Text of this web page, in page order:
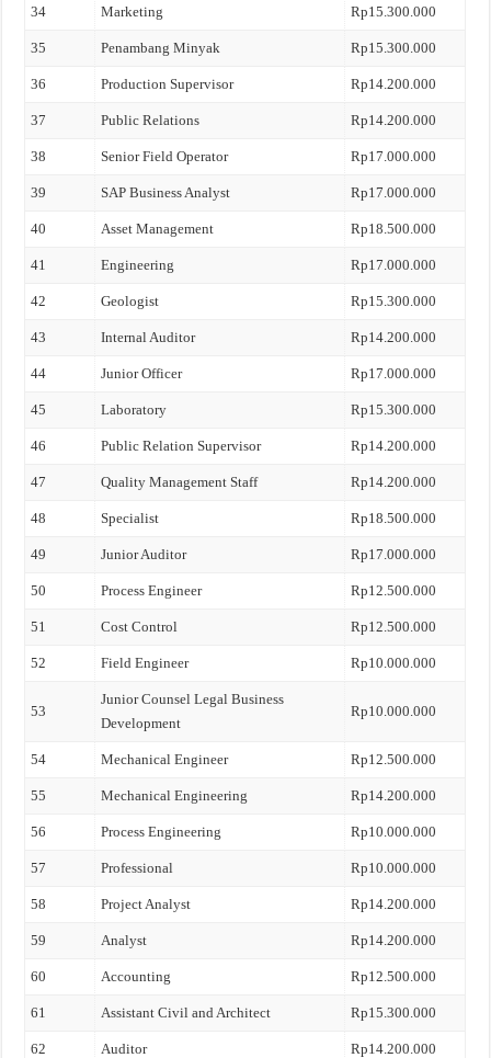
34 Marketing Rp15.300.000
35 Penambang Minyak Rp15.300.000
36 Production Supervisor Rp14.200.000
37 Public Relations Rp14.200.000
38 Senior Field Operator Rp17.000.000
39 SAP Business Analyst Rp17.000.000
40 Asset Management Rp18.500.000
41 Engineering Rp17.000.000
42 Geologist Rp15.300.000
43 Internal Auditor Rp14.200.000
44 Junior Officer Rp17.000.000
45 Laboratory Rp15.300.000
46 Public Relation Supervisor Rp14.200.000
47 Quality Management Staff Rp14.200.000
48 Specialist Rp18.500.000
49 Junior Auditor Rp17.000.000
50 Process Engineer Rp12.500.000
51 Cost Control Rp12.500.000
52 Field Engineer Rp10.000.000
53
Junior Counsel Legal Business
Development
Rp10.000.000
54 Mechanical Engineer Rp12.500.000
55 Mechanical Engineering Rp14.200.000
56 Process Engineering Rp10.000.000
57 Professional Rp10.000.000
58 Project Analyst Rp14.200.000
59 Analyst Rp14.200.000
60 Accounting Rp12.500.000
61 Assistant Civil and Architect Rp15.300.000
62 Auditor Rp14.200.000